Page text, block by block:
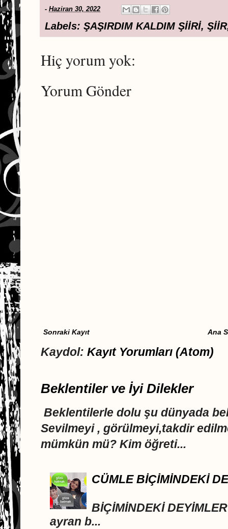
- Haziran 30, 2022
Labels: ŞAŞIRDIM KALDIM ŞİİRİ, ŞİİR
Hiç yorum yok:
Yorum Gönder
Sonraki Kayıt Ana
Kaydol: Kayıt Yorumları (Atom)
Beklentiler ve İyi Dilekler
Beklentilerle dolu şu dünyada
Sevilmeyi , görülmeyi,takdir
mümkün mü? Kim öğreti...
CÜMLE BİÇİMİNDEKİ
BİÇİMİNDEKİ
ayran b...